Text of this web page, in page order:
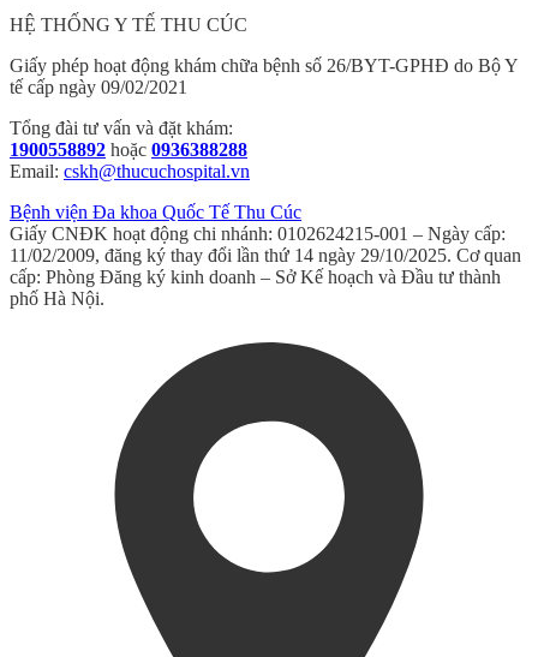
HỆ THỐNG Y TẾ THU CÚC
Giấy phép hoạt động khám chữa bệnh số 26/BYT-GPHĐ do Bộ Y
tế cấp ngày 09/02/2021
Tổng đài tư vấn và đặt khám:
1900558892 hoặc 0936388288
Email: cskh@thucuchospital.vn
Bệnh viện Đa khoa Quốc Tế Thu Cúc
Giấy CNĐK hoạt động chi nhánh: 0102624215-001 – Ngày cấp:
11/02/2009, đăng ký thay đổi lần thứ 14 ngày 29/10/2025. Cơ quan
cấp: Phòng Đăng ký kinh doanh – Sở Kế hoạch và Đầu tư thành
phố Hà Nội.